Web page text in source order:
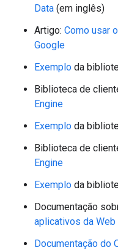
Data (em inglês)
Artigo: Como usar
Google
Exemplo da
Biblioteca de
Engine
Exemplo da
Biblioteca de
Engine
Exemplo da
Documentação
aplicativos da Web
Documentação do